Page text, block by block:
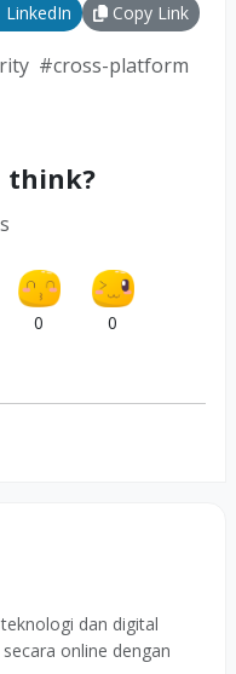
LinkedIn Copy Link
#cross-platform
think?
0 0
dan digital
online dengan